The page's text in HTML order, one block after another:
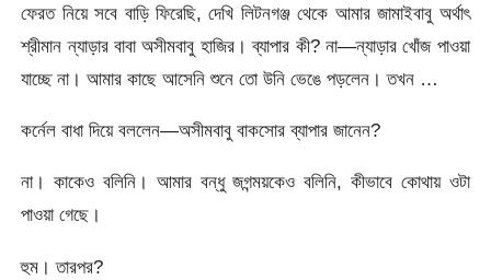
ফেরত নিয়ে সবে বাড়ি ফিরেছি, দেখি লিটনগঞ্জ থেকে আমার জামাইবাবু অর্থাৎ
শ্রীমান ন্যাড়ার বাবা অসীমবাবু হাজির। ব্যাপার কী? না—ন্যাড়ার খোঁজ পাওয়া
যাচ্ছে না। আমার কাছে আসেনি শুনে তো উনি ভেঙে পড়লেন। তখন …
কর্নেল বাধা দিয়ে বললেন—অসীমবাবু বাকসোর ব্যাপার জানেন?
না। কাকেও বলিনি। আমার বন্ধু জগন্ময়কেও বলিনি, কীভাবে কোথায় ওটা
পাওয়া গেছে।
হুম। তারপর?